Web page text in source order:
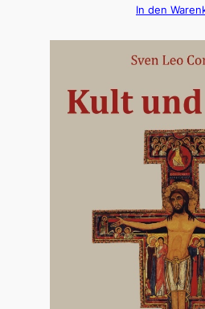
In den